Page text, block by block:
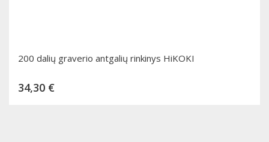
200 dalių graverio antgalių rinkinys HiKOKI
34,30 €